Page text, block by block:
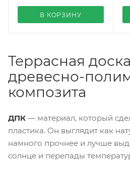
В КОРЗИНУ
Террасная
древесно-
композита
ДПК — материал, который
пластика. Он выглядит как
намного прочнее и лучше
солнце и перепады